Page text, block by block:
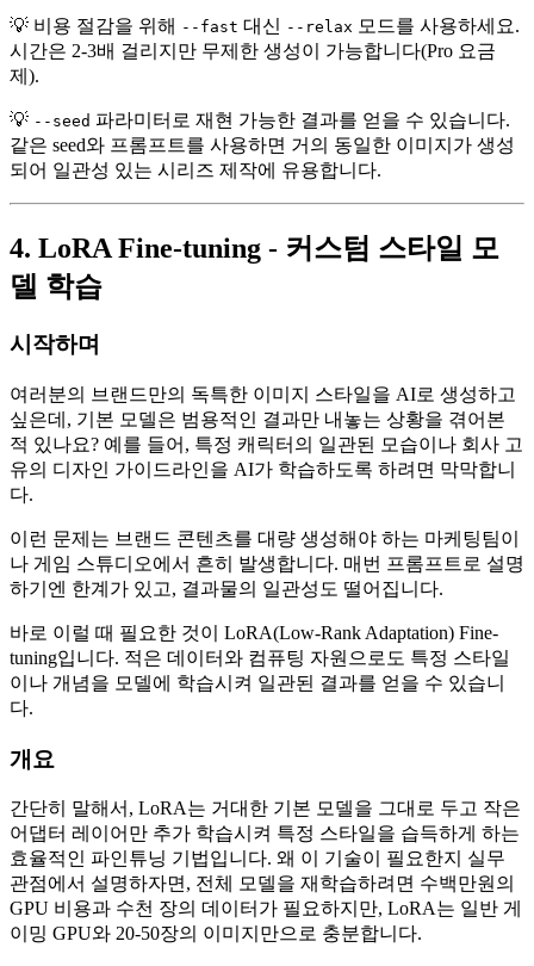
💡 비용 절감을 위해 --fast 대신 --relax 모드를 사용하세요.
시간은 2-3배 걸리지만 무제한 생성이 가능합니다(Pro 요금
제).
💡 --seed 파라미터로 재현 가능한 결과를 얻을 수 있습니다.
같은 seed와 프롬프트를 사용하면 거의 동일한 이미지가 생성
되어 일관성 있는 시리즈 제작에 유용합니다.
4. LoRA Fine-tuning - 커스텀 스타일 모
델 학습
시작하며
여러분의 브랜드만의 독특한 이미지 스타일을 AI로 생성하고
싶은데, 기본 모델은 범용적인 결과만 내놓는 상황을 겪어본
적 있나요? 예를 들어, 특정 캐릭터의 일관된 모습이나 회사 고
유의 디자인 가이드라인을 AI가 학습하도록 하려면 막막합니
다.
이런 문제는 브랜드 콘텐츠를 대량 생성해야 하는 마케팅팀이
나 게임 스튜디오에서 흔히 발생합니다. 매번 프롬프트로 설명
하기엔 한계가 있고, 결과물의 일관성도 떨어집니다.
바로 이럴 때 필요한 것이 LoRA(Low-Rank Adaptation) Fine-
tuning입니다. 적은 데이터와 컴퓨팅 자원으로도 특정 스타일
이나 개념을 모델에 학습시켜 일관된 결과를 얻을 수 있습니
다.
개요
간단히 말해서, LoRA는 거대한 기본 모델을 그대로 두고 작은
어댑터 레이어만 추가 학습시켜 특정 스타일을 습득하게 하는
효율적인 파인튜닝 기법입니다. 왜 이 기술이 필요한지 실무
관점에서 설명하자면, 전체 모델을 재학습하려면 수백만원의
GPU 비용과 수천 장의 데이터가 필요하지만, LoRA는 일반 게
이밍 GPU와 20-50장의 이미지만으로 충분합니다.